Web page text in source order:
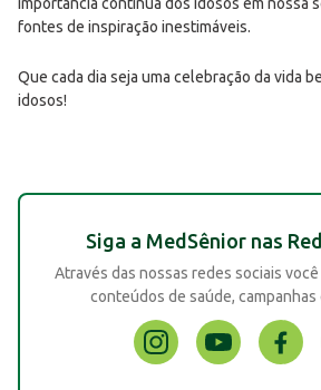
fontes de inspiração inestimáveis.
Que cada dia seja uma celebração da vida
idosos!
Siga a MedSênior nas
Através das nossas redes sociais
conteúdos de saúde, campanhas